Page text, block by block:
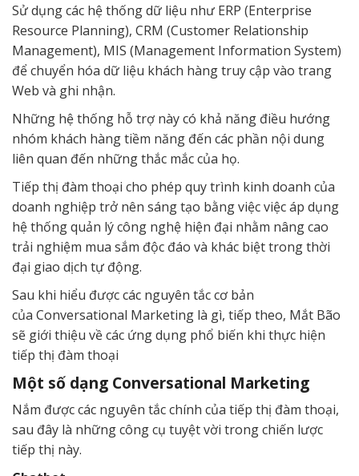
Sử dụng các hệ thống dữ liệu như ERP (Enterprise
Resource Planning), CRM (Customer Relationship
Management), MIS (Management Information System)
để chuyển hóa dữ liệu khách hàng truy cập vào trang
Web và ghi nhận.
Những hệ thống hỗ trợ này có khả năng điều hướng
nhóm khách hàng tiềm năng đến các phần nội dung
liên quan đến những thắc mắc của họ.
Tiếp thị đàm thoại cho phép quy trình kinh doanh của
doanh nghiệp trở nên sáng tạo bằng việc việc áp dụng
hệ thống quản lý công nghệ hiện đại nhằm nâng cao
trải nghiệm mua sắm độc đáo và khác biệt trong thời
đại giao dịch tự động.
Sau khi hiểu được các nguyên tắc cơ bản
của Conversational Marketing là gì, tiếp theo, Mắt Bão
sẽ giới thiệu về các ứng dụng phổ biến khi thực hiện
tiếp thị đàm thoại
Một số dạng Conversational Marketing
Nắm được các nguyên tắc chính của tiếp thị đàm thoại,
sau đây là những công cụ tuyệt vời trong chiến lược
tiếp thị này.